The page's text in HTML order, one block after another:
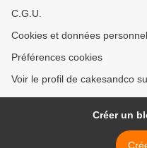
C.G.U.
Cookies et données
Préférences cookies
Voir le profil de cakesandco
Créer un